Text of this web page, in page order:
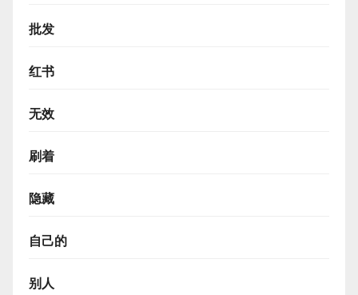
批发
红书
无效
刷着
隐藏
自己的
别人